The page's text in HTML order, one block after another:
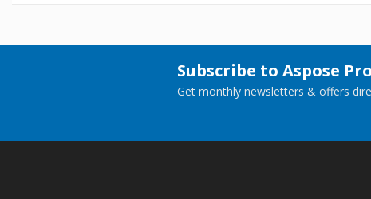
Subscribe to Aspose
Get monthly newsletters & offers